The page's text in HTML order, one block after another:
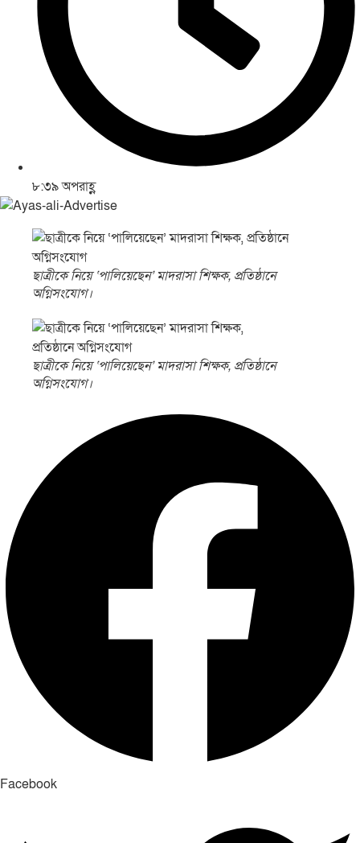
৮:৩৯ অপরাহ্ণ
ছাত্রীকে নিয়ে ‘পালিয়েছেন’ মাদরাসা শিক্ষক, প্রতিষ্ঠানে
অগ্নিসংযোগ।
ছাত্রীকে নিয়ে ‘পালিয়েছেন’ মাদরাসা শিক্ষক, প্রতিষ্ঠানে
অগ্নিসংযোগ।
Facebook